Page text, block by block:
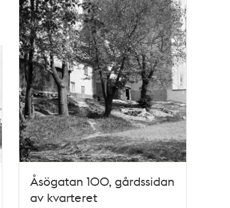
Åsögatan 100, gårdssidan
av kvarteret